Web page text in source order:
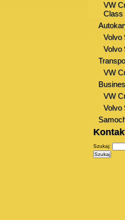
VW
Class
Volvo
Volvo
VW
VW
Volvo
Szukaj: